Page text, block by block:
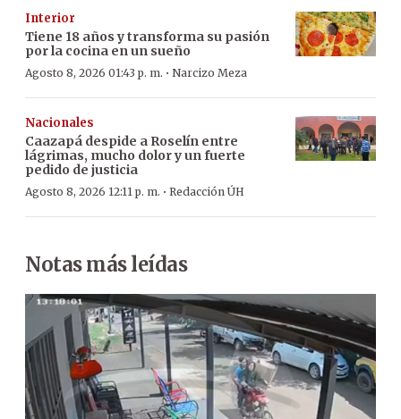
Interior
Tiene 18 años y transforma su pasión
por la cocina en un sueño
Agosto 8, 2026 01:43 p. m. · Narcizo Meza
Nacionales
Caazapá despide a Roselín entre
lágrimas, mucho dolor y un fuerte
pedido de justicia
Agosto 8, 2026 12:11 p. m. · Redacción ÚH
Notas más leídas